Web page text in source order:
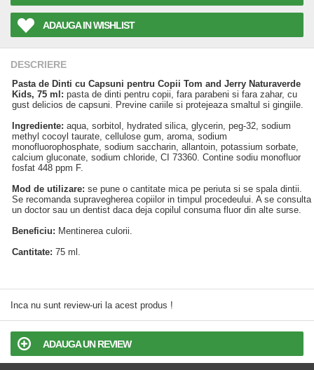
ADAUGA IN WISHLIST
DESCRIERE
Pasta de Dinti cu Capsuni pentru Copii Tom and Jerry Naturaverde
Kids, 75 ml: pasta de dinti pentru copii, fara parabeni si fara zahar, cu
gust delicios de capsuni. Previne cariile si protejeaza smaltul si gingiile.
Ingrediente: aqua, sorbitol, hydrated silica, glycerin, peg-32, sodium
methyl cocoyl taurate, cellulose gum, aroma, sodium
monofluorophosphate, sodium saccharin, allantoin, potassium sorbate,
calcium gluconate, sodium chloride, CI 73360. Contine sodiu monofluor
fosfat 448 ppm F.
Mod de utilizare: se pune o cantitate mica pe periuta si se spala dintii.
Se recomanda supravegherea copiilor in timpul procedeului. A se consulta
un doctor sau un dentist daca deja copilul consuma fluor din alte surse.
Beneficiu: Mentinerea culorii.
Cantitate: 75 ml.
Inca nu sunt review-uri la acest produs !
ADAUGA UN REVIEW